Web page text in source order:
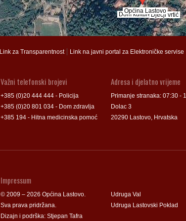
Općina Lastovo
Dječji vrtić
Dom kulture
Općina Lastovo
Dječji vrtić
Dom kulture
Link za Transparentnost| Link na javni portal za Elektroničke servise
Adresa i djelatno vrijeme
Primanje stranaka: 07:30 -
Dolac 3
20290 Lastovo, Hrvatska
Važni telefonski brojevi
+385 (0)20 444 444 - Policija
+385 (0)20 801 034 - Dom zdravlja
+385 194 - Hitna medicinska pomoć
Udruga Val
Udruga Lastovski Poklad
Impressum
© 2009 – 2026 Općina Lastovo.
Sva prava pridržana.
Dizajn i podrška: Stjepan Tafra